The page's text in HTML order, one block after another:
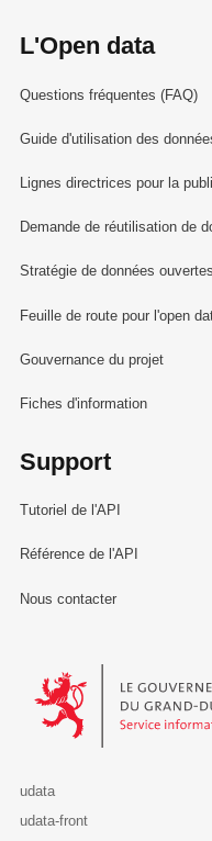
L'Open data
Questions fréquentes (FAQ)
Guide d'utilisation des
Lignes directrices pour la
Demande de réutilisation de
Stratégie de données ouvertes
Feuille de route pour l'open
Gouvernance du projet
Fiches d'information
Support
Tutoriel de l'API
Référence de l'API
Nous contacter
Le Gouvernement du
udata
udata-front